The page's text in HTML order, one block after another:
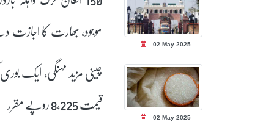
02 May 2025
موجود، بھارت کا اجازت
سے انکار
02 May 2025
چینی مزید مہنگی، ایک
قیمت 8,225 روپے مقرر